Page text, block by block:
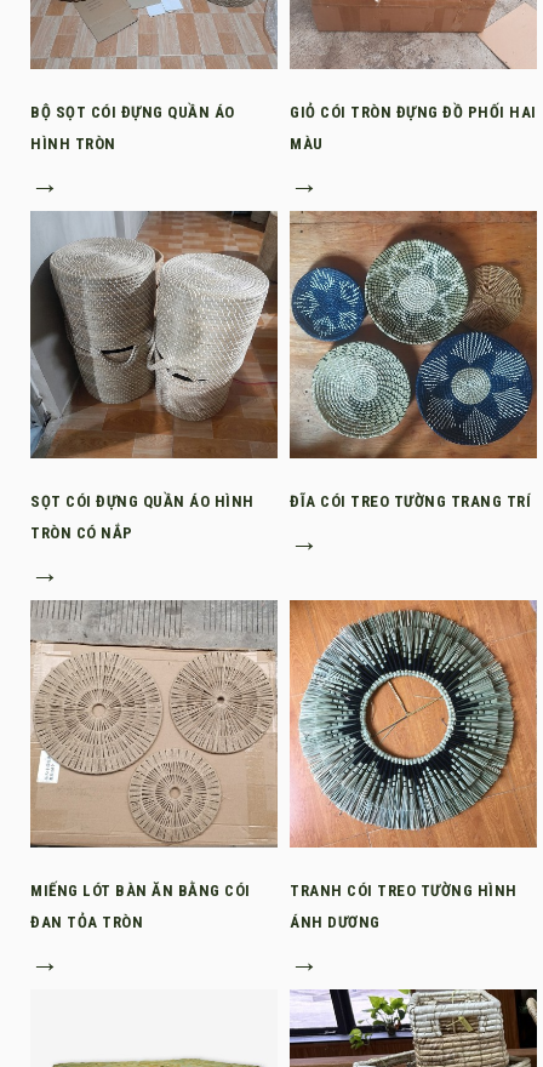
BỘ SỌT CÓI ĐỰNG QUẦN ÁO
HÌNH TRÒN
→
GIỎ CÓI TRÒN ĐỰNG ĐỒ PHỐI HAI
MÀU
→
SỌT CÓI ĐỰNG QUẦN ÁO HÌNH
TRÒN CÓ NẮP
→
ĐĨA CÓI TREO TƯỜNG TRANG TRÍ
→
MIẾNG LÓT BÀN ĂN BẰNG CÓI
ĐAN TỎA TRÒN
→
TRANH CÓI TREO TƯỜNG HÌNH
ÁNH DƯƠNG
→